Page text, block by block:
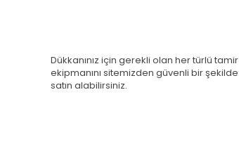
Dükkanınız için gerekli olan her türlü tamir
ekipmanını sitemizden güvenli bir şekilde
satın alabilirsiniz.